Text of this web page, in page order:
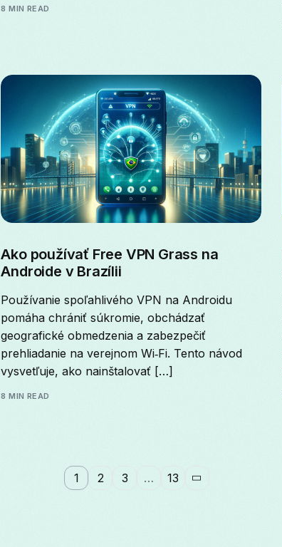
8 MIN READ
Ako používať Free VPN Grass na
Androide v Brazílii
Používanie spoľahlivého VPN na Androidu
pomáha chrániť súkromie, obchádzať
geografické obmedzenia a zabezpečiť
prehliadanie na verejnom Wi‑Fi. Tento návod
vysvetľuje, ako nainštalovať […]
8 MIN READ
1 2 3 … 13